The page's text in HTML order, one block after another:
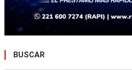
BUSCAR